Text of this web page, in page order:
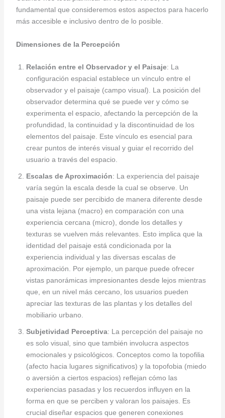
fundamental que consideremos estos aspectos para hacerlo
más accesible e inclusivo dentro de lo posible.
Dimensiones de la Percepción
Relación entre el Observador y el Paisaje: La
configuración espacial establece un vínculo entre el
observador y el paisaje (campo visual). La posición del
observador determina qué se puede ver y cómo se
experimenta el espacio, afectando la percepción de la
profundidad, la continuidad y la discontinuidad de los
elementos del paisaje. Este vínculo es esencial para
crear puntos de interés visual y guiar el recorrido del
usuario a través del espacio.
Escalas de Aproximación: La experiencia del paisaje
varía según la escala desde la cual se observe. Un
paisaje puede ser percibido de manera diferente desde
una vista lejana (macro) en comparación con una
experiencia cercana (micro), donde los detalles y
texturas se vuelven más relevantes. Esto implica que la
identidad del paisaje está condicionada por la
experiencia individual y las diversas escalas de
aproximación. Por ejemplo, un parque puede ofrecer
vistas panorámicas impresionantes desde lejos mientras
que, en un nivel más cercano, los usuarios pueden
apreciar las texturas de las plantas y los detalles del
mobiliario urbano.
Subjetividad Perceptiva: La percepción del paisaje no
es solo visual, sino que también involucra aspectos
emocionales y psicológicos. Conceptos como la topofilia
(afecto hacia lugares significativos) y la topofobia (miedo
o aversión a ciertos espacios) reflejan cómo las
experiencias pasadas y los recuerdos influyen en la
forma en que se perciben y valoran los paisajes. Es
crucial diseñar espacios que generen conexiones